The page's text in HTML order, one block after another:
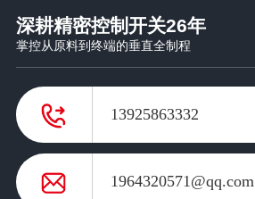
深耕精密控制开关26年
掌控从原料到终端的垂直全制程
13925863332
1964320571@qq.com